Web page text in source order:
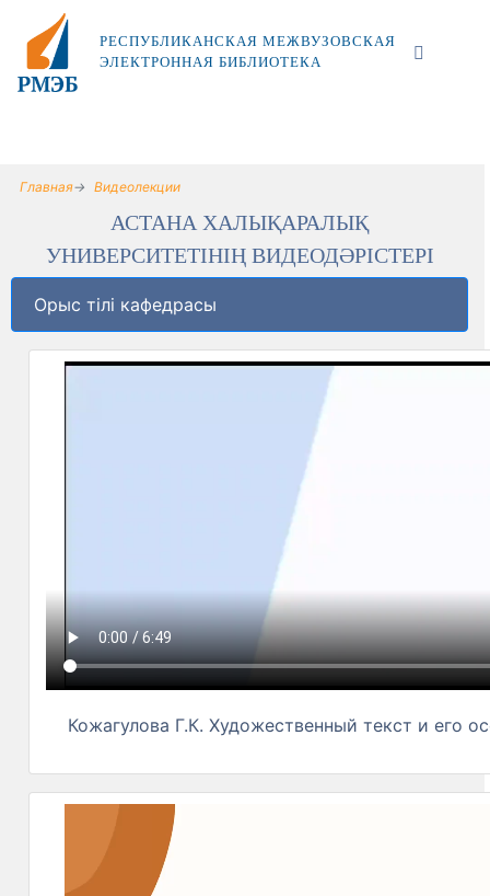
РЕСПУБЛИКАНСКАЯ МЕЖВУЗОВСКАЯ
ЭЛЕКТРОННАЯ БИБЛИОТЕКА
Главная Видеолекции
АСТАНА ХАЛЫҚАРАЛЫҚ
УНИВЕРСИТЕТІНІҢ ВИДЕОДӘРІСТЕРІ
Орыс тілі кафедрасы
Кожагулова Г.К. Художественный текст и его